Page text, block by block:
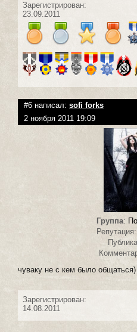
Зарегистрирован:
23.09.2011
#6 написал: sofi forks
2 ноября 2011 19:09
Группа:
Репутация:
чуваку не с кем было общаться)
Зарегистрирован:
14.08.2011